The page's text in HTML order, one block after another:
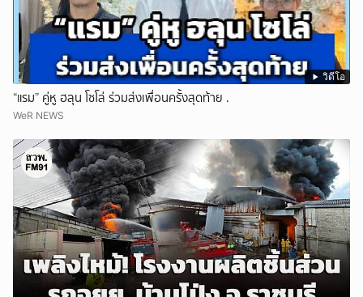
วิดีโอ
“แรม” คู่หู ฮลุน โซโล่ ร่วมส่งเพื่อนครั้งสุดท้าย .
WeR NEWS